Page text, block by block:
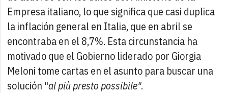
Empresa italiano, lo que significa que casi duplica
la inflación general en Italia, que en abril se
encontraba en el 8,7%. Esta circunstancia ha
motivado que el Gobierno liderado por Giorgia
Meloni tome cartas en el asunto para buscar una
solución "al più presto possibile".